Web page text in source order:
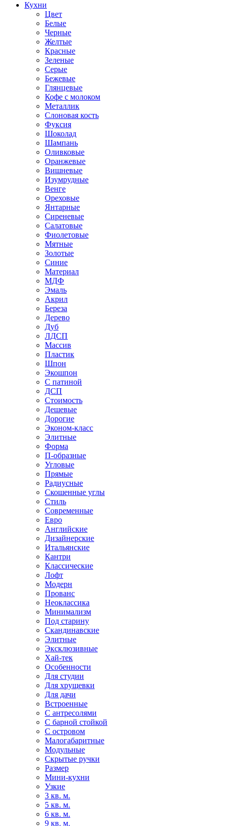
Кухни
Цвет
Белые
Черные
Желтые
Красные
Зеленые
Серые
Бежевые
Глянцевые
Кофе с молоком
Металлик
Слоновая кость
Фуксия
Шоколад
Шампань
Оливковые
Оранжевые
Вишневые
Изумрудные
Венге
Ореховые
Янтарные
Сиреневые
Салатовые
Фиолетовые
Мятные
Золотые
Синие
Материал
МДФ
Эмаль
Акрил
Береза
Дерево
Дуб
ЛДСП
Массив
Пластик
Шпон
Экошпон
С патиной
ДСП
Стоимость
Дешевые
Дорогие
Эконом-класс
Элитные
Форма
П-образные
Угловые
Прямые
Радиусные
Скошенные углы
Стиль
Современные
Евро
Английские
Дизайнерские
Итальянские
Кантри
Классические
Лофт
Модерн
Прованс
Неоклассика
Минимализм
Под старину
Скандинавские
Элитные
Эксклюзивные
Хай-тек
Особенности
Для студии
Для хрущевки
Для дачи
Встроенные
С антресолями
С барной стойкой
С островом
Малогабаритные
Модульные
Скрытые ручки
Размер
Мини-кухни
Узкие
3 кв. м.
5 кв. м.
6 кв. м.
9 кв. м.